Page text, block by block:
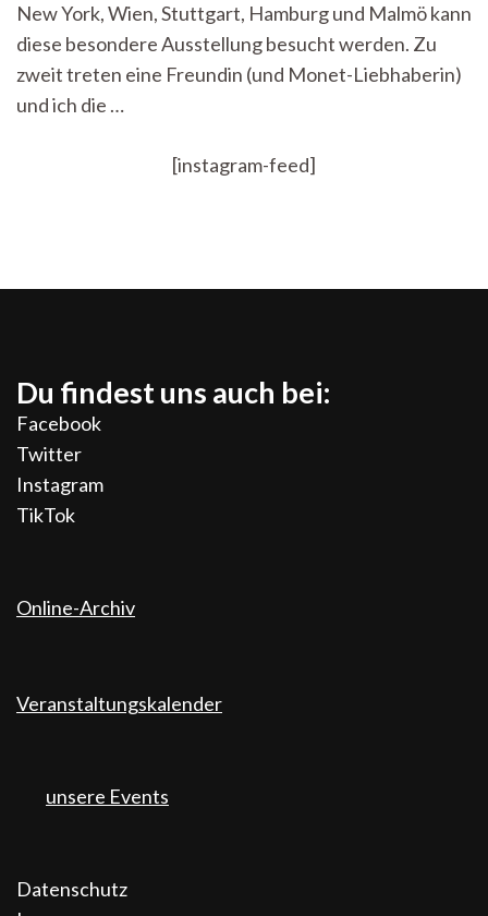
New York, Wien, Stuttgart, Hamburg und Malmö kann
diese besondere Ausstellung besucht werden. Zu
zweit treten eine Freundin (und Monet-Liebhaberin)
und ich die …
[instagram-feed]
Du findest uns auch bei:
Facebook
Twitter
Instagram
TikTok
Online-Archiv
Veranstaltungskalender
unsere Events
Datenschutz